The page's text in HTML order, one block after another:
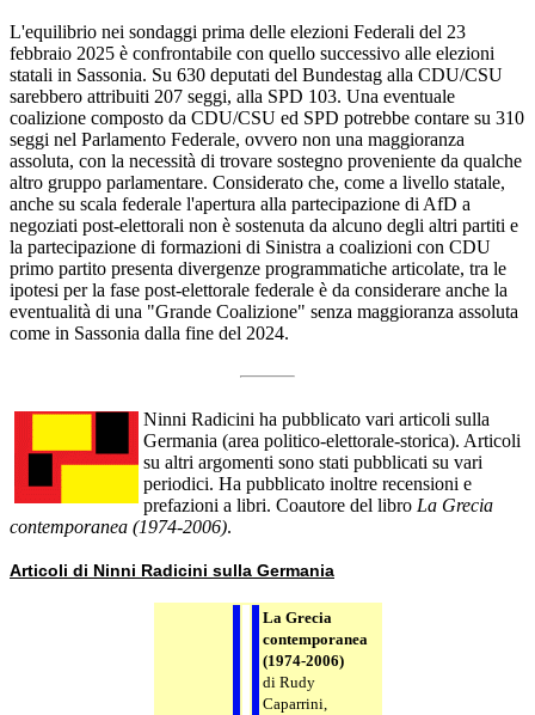
L'equilibrio nei sondaggi prima delle elezioni Federali del 23
febbraio 2025 è confrontabile con quello successivo alle elezioni
statali in Sassonia. Su 630 deputati del Bundestag alla CDU/CSU
sarebbero attribuiti 207 seggi, alla SPD 103. Una eventuale
coalizione composto da CDU/CSU ed SPD potrebbe contare su 310
seggi nel Parlamento Federale, ovvero non una maggioranza
assoluta, con la necessità di trovare sostegno proveniente da qualche
altro gruppo parlamentare. Considerato che, come a livello statale,
anche su scala federale l'apertura alla partecipazione di AfD a
negoziati post-elettorali non è sostenuta da alcuno degli altri partiti e
la partecipazione di formazioni di Sinistra a coalizioni con CDU
primo partito presenta divergenze programmatiche articolate, tra le
ipotesi per la fase post-elettorale federale è da considerare anche la
eventualità di una "Grande Coalizione" senza maggioranza assoluta
come in Sassonia dalla fine del 2024.
Ninni Radicini ha pubblicato vari articoli sulla
Germania (area politico-elettorale-storica). Articoli
su altri argomenti sono stati pubblicati su vari
periodici. Ha pubblicato inoltre recensioni e
prefazioni a libri. Coautore del libro La Grecia
contemporanea (1974-2006).
Articoli di Ninni Radicini sulla Germania
La Grecia
contemporanea
(1974-2006)
di Rudy
Caparrini,